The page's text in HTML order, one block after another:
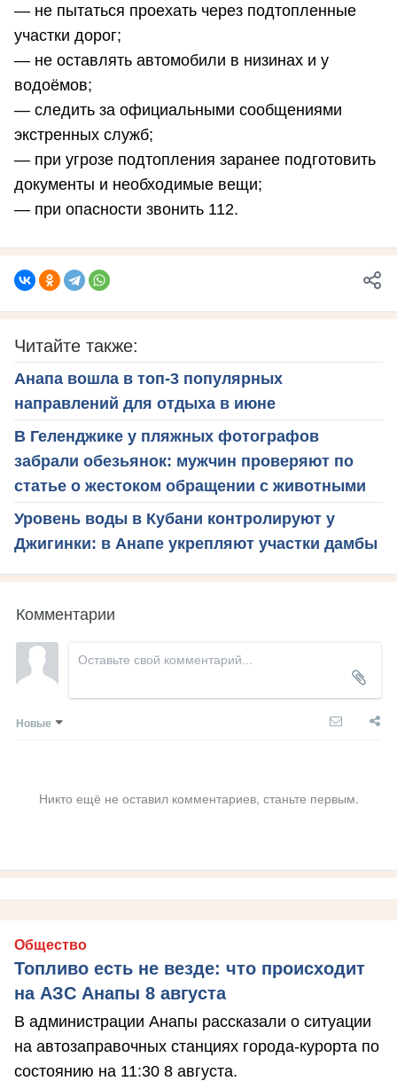
— не пытаться проехать через подтопленные
участки дорог;
— не оставлять автомобили в низинах и у
водоёмов;
— следить за официальными сообщениями
экстренных служб;
— при угрозе подтопления заранее подготовить
документы и необходимые вещи;
— при опасности звонить 112.
Читайте также:
Анапа вошла в топ-3 популярных
направлений для отдыха в июне
В Геленджике у пляжных фотографов
забрали обезьянок: мужчин проверяют по
статье о жестоком обращении с животными
Уровень воды в Кубани контролируют у
Джигинки: в Анапе укрепляют участки дамбы
Комментарии
Новые
Никто ещё не оставил комментариев, станьте первым.
Общество
Топливо есть не везде: что происходит
на АЗС Анапы 8 августа
В администрации Анапы рассказали о ситуации
на автозаправочных станциях города-курорта по
состоянию на 11:30 8 августа.